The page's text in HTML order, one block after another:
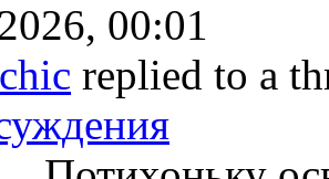
00:01
replied to a